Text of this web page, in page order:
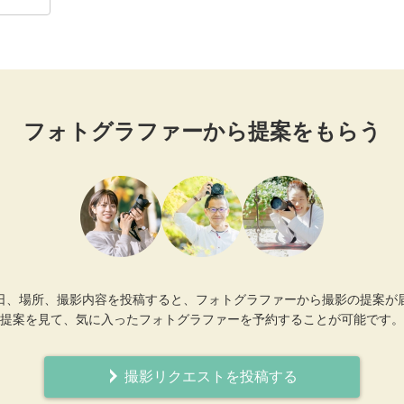
フォトグラファーから提案をもらう
、場所、撮影内容を投稿すると、フォトグラファーから撮影の提案が
提案を見て、気に入ったフォトグラファーを予約することが可能です。
撮影リクエストを投稿する